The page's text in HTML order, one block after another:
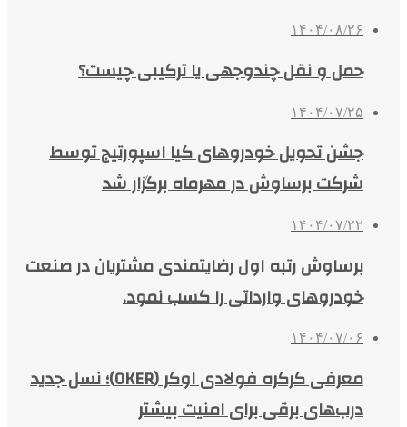
۱۴۰۴/۰۸/۲۶
حمل و نقل چندوجهی یا ترکیبی چیست؟
۱۴۰۴/۰۷/۲۵
جشن تحویل خودروهای کیا اسپورتیج توسط
شرکت برساوش در مهرماه برگزار شد
۱۴۰۴/۰۷/۲۲
برساوش رتبه اول رضایتمندی مشتریان در صنعت
خودروهای وارداتی را کسب نمود.
۱۴۰۴/۰۷/۰۶
معرفی کرکره فولادی اوکر (OKER)؛ نسل جدید
درب‌های برقی برای امنیت بیشتر